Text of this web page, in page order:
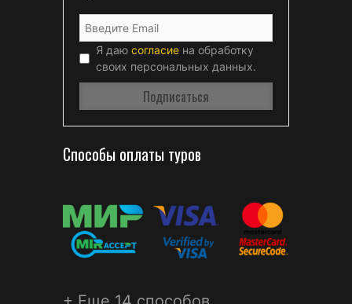
Я даю согласие на обработку
своих персональных данных.
Способы оплаты туров